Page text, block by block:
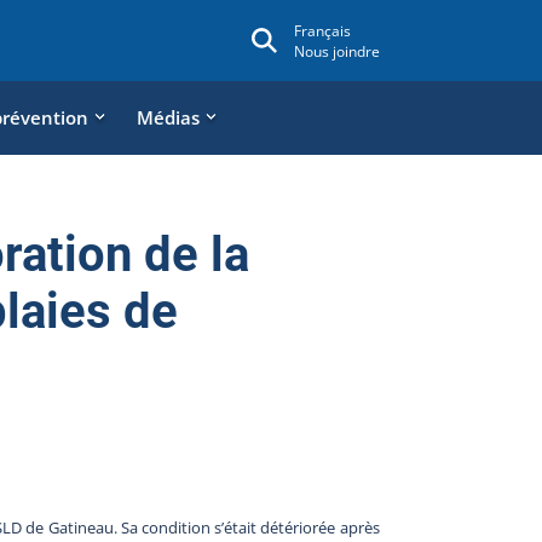
Français
Nous joindre
Médias
de la
de
de Gatineau. Sa condition s’était détériorée après